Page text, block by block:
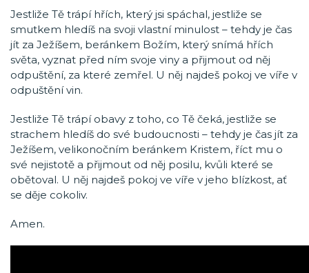
Jestliže Tě trápí hřích, který jsi spáchal, jestliže se
smutkem hledíš na svoji vlastní minulost – tehdy je čas
jít za Ježíšem, beránkem Božím, který snímá hřích
světa, vyznat před ním svoje viny a přijmout od něj
odpuštění, za které zemřel. U něj najdeš pokoj ve víře v
odpuštění vin.
Jestliže Tě trápí obavy z toho, co Tě čeká, jestliže se
strachem hledíš do své budoucnosti – tehdy je čas jít za
Ježíšem, velikonočním beránkem Kristem, říct mu o
své nejistotě a přijmout od něj posilu, kvůli které se
obětoval. U něj najdeš pokoj ve víře v jeho blízkost, ať
se děje cokoliv.
Amen.